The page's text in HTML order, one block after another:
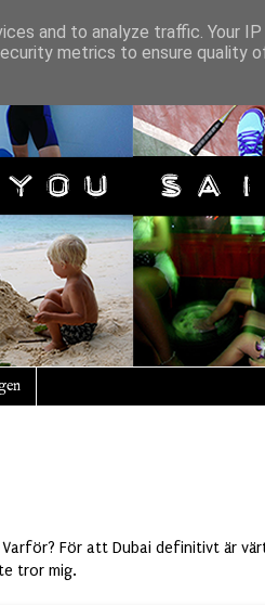
För att Dubai definitivt är
tror mig.
and to analyze traffic. Your
metrics to ensure quality